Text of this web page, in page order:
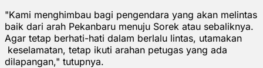
"Kami menghimbau bagi pengendara yang akan melintas
baik dari arah Pekanbaru menuju Sorek atau sebaliknya.
Agar tetap berhati-hati dalam berlalu lintas, utamakan
keselamatan, tetap ikuti arahan petugas yang ada
dilapangan," tutupnya.